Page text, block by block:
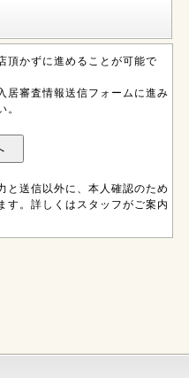
頂かずに進めることが可能で
居審査情報送信フォームに進み
。
送信以外に、本人確認のため
す。詳しくはスタッフがご案内